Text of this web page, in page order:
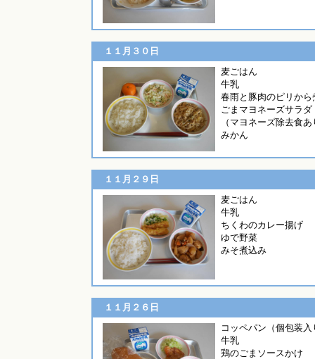
１１月３０日
麦ごは
牛乳
春雨と豚肉のピリから
ごまマヨネーズサラダ
（マヨネーズ除去食あ
みかん
１１月２９日
麦ごは
牛乳
ちくわのカレー揚げ
ゆで野菜
みそ煮込み
１１月２６日
コッペパン（個包装入
牛乳
鶏のごまソースかけ